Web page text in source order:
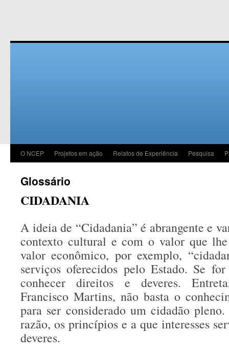
O NCEP Projetos em ação Relatos de Experiência Pesquisa
Glossário
CIDADANIA
A ideia de “Cidadania” é abrangente e
contexto cultural e com o valor que
valor econômico, por exemplo,
serviços oferecidos pelo Estado. Se
conhecer direitos e deveres.
Francisco Martins, não basta o
para ser considerado um cidadão
razão, os princípios e a que interesses
deveres.